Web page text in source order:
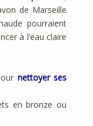
de Marseille
pourraient
à l’eau claire
nettoyer ses
en bronze ou